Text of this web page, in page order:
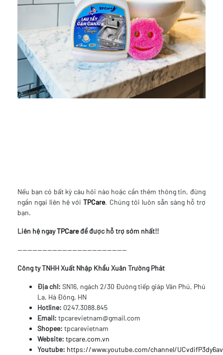
Nếu bạn có bất kỳ câu hỏi nào hoặc cần thêm thông tin, đừng
ngần ngại liên hệ vớiTPCare. Chúng tôi luôn sẵn sàng hỗ trợ
bạn.
Liên hệ ngayTPCaređể được hỗ trợ sớm nhất!!
--------------------------------------------
Công ty TNHH Xuất Nhập Khẩu Xuân Trường Phát
Địa chỉ: SN16, ngách 2/30 Đường tiếp giáp Văn Phú, Phú
La, Hà Đông, HN
Hotline: 0247.3088.845
Email: tpcarevietnam@gmail.com
Shopee: tpcarevietnam
Website: tpcare.com.vn
Youtube: https://www.youtube.com/channel/